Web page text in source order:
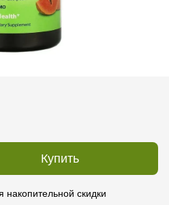
Купить
накопительной скидки